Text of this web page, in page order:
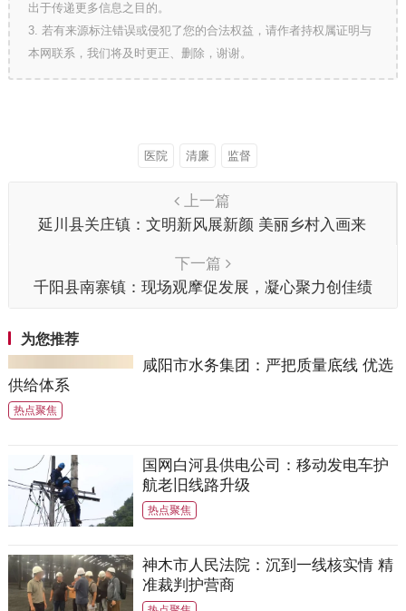
出于传递更多信息之目的。
3. 若有来源标注错误或侵犯了您的合法权益，请作者持权属证明与
本网联系，我们将及时更正、删除，谢谢。
医院 清廉 监督
上一篇
延川县关庄镇：文明新风展新颜 美丽乡村入画来
下一篇
千阳县南寨镇：现场观摩促发展，凝心聚力创佳绩
为您推荐
咸阳市水务集团：严把质量底线 优选
供给体系
热点聚焦
国网白河县供电公司：移动发电车护
航老旧线路升级
热点聚焦
神木市人民法院：沉到一线核实情 精
准裁判护营商